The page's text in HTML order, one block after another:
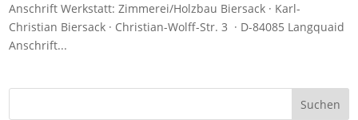
Anschrift Werkstatt: Zimmerei/Holzbau Biersack · Karl-
Christian Biersack · Christian-Wolff-Str. 3 · D-84085 Langquaid
Anschrift...